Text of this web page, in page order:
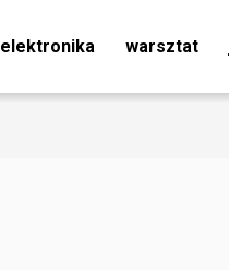
elektronika warsztat